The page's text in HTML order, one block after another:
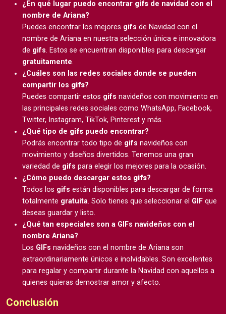
¿En qué lugar puedo encontrar gifs de navidad con el
nombre de Ariana?
Puedes encontrar los mejores gifs de Navidad con el
nombre de Ariana en nuestra selección única e innovadora
de gifs. Estos se encuentran disponibles para descargar
gratuitamente.
¿Cuáles son las redes sociales donde se pueden
compartir los gifs?
Puedes compartir estos gifs navideños con movimiento en
las principales redes sociales como WhatsApp, Facebook,
Twitter, Instagram, TikTok, Pinterest y más.
¿Qué tipo de gifs puedo encontrar?
Podrás encontrar todo tipo de gifs navideños con
movimiento y diseños divertidos. Tenemos una gran
variedad de gifs para elegir los mejores para la ocasión.
¿Cómo puedo descargar estos gifs?
Todos los gifs están disponibles para descargar de forma
totalmente gratuita. Solo tienes que seleccionar el GIF que
deseas guardar y listo.
¿Qué tan especiales son a GIFs navideños con el
nombre Ariana?
Los GIFs navideños con el nombre de Ariana son
extraordinariamente únicos e inolvidables. Son excelentes
para regalar y compartir durante la Navidad con aquellos a
quienes quieras demostrar amor y afecto.
Conclusión